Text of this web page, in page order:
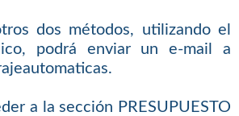
dos métodos, utilizando el
podrá enviar un e-mail a
a la sección PRESUPUESTO